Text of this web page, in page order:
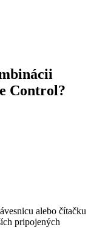
Control?
alebo čítačku
pripojených